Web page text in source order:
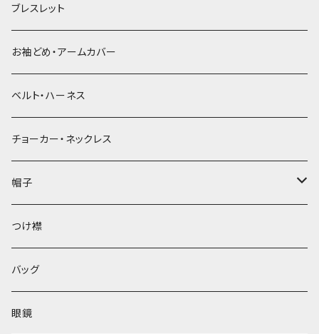
ブレスレット
お袖どめ・アームカバー
ベルト・ハーネス
チョーカー・ネックレス
帽子
ベレー帽
つけ襟
バッグ
眼鏡